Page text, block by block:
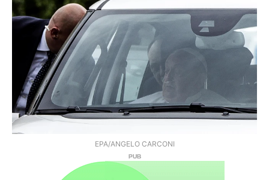
EPA/ANGELO CARCONI